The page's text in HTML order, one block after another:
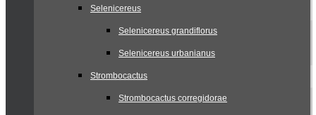
Selenicereus
Selenicereus grandiflorus
Selenicereus urbanianus
Strombocactus
Strombocactus corregidorae